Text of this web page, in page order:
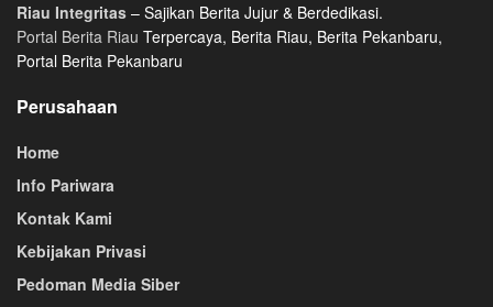
Riau Integritas – Sajikan Berita Jujur & Berdedikasi.
Portal Berita Riau Terpercaya, Berita Riau, Berita Pekanbaru,
Portal Berita Pekanbaru
Perusahaan
Home
Info Pariwara
Kontak Kami
Kebijakan Privasi
Pedoman Media Siber